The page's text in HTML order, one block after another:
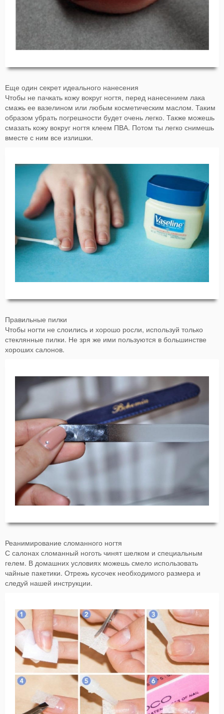
Еще один секрет идеального нанесения
Чтобы не пачкать кожу вокруг ногтя, перед нанесением лака
смажь ее вазелином или любым косметическим маслом. Таким
образом убрать погрешности будет очень легко. Также можешь
смазать кожу вокруг ногтя клеем ПВА. Потом ты легко снимешь
вместе с ним все излишки.
Правильные пилки
Чтобы ногти не слоились и хорошо росли, используй только
стеклянные пилки. Не зря же ими пользуются в большинстве
хороших салонов.
Реанимирование сломанного ногтя
С салонах сломанный ноготь чинят шелком и специальным
гелем. В домашних условиях можешь смело использовать
чайные пакетики. Отрежь кусочек необходимого размера и
следуй нашей инструкции.